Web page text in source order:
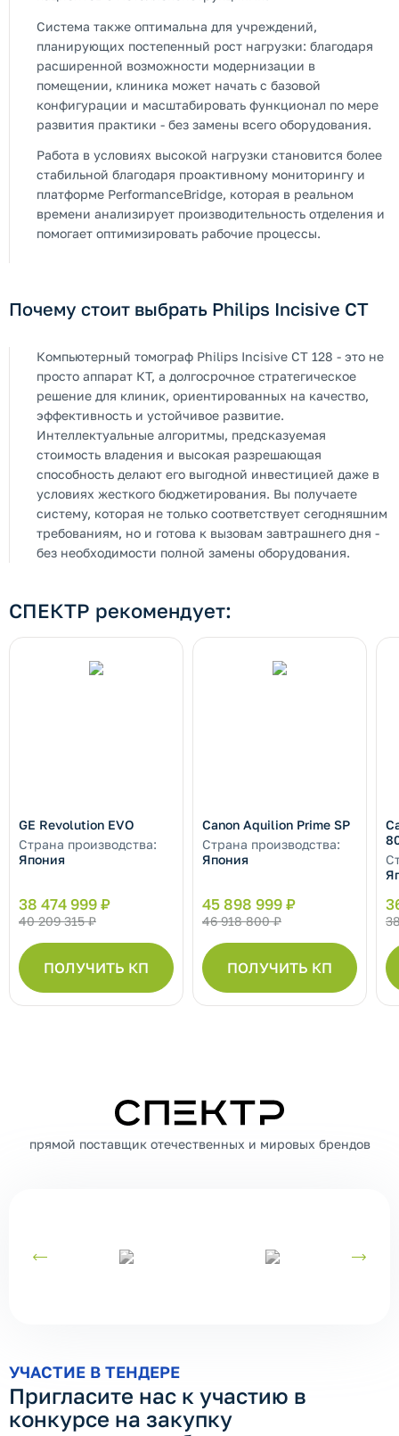
Система также оптимальна для учреждений,
планирующих постепенный рост нагрузки: благодаря
расширенной возможности модернизации в
помещении, клиника может начать с базовой
конфигурации и масштабировать функционал по мере
развития практики - без замены всего оборудования.
Работа в условиях высокой нагрузки становится более
стабильной благодаря проактивному мониторингу и
платформе PerformanceBridge, которая в реальном
времени анализирует производительность отделения и
помогает оптимизировать рабочие процессы.
Почему стоит выбрать Philips Incisive CT
Компьютерный томограф Philips Incisive CT 128 - это не
просто аппарат КТ, а долгосрочное стратегическое
решение для клиник, ориентированных на качество,
эффективность и устойчивое развитие.
Интеллектуальные алгоритмы, предсказуемая
стоимость владения и высокая разрешающая
способность делают его выгодной инвестицией даже в
условиях жесткого бюджетирования. Вы получаете
систему, которая не только соответствует сегодняшним
требованиям, но и готова к вызовам завтрашнего дня -
без необходимости полной замены оборудования.
СПЕКТР рекомендует:
GE Revolution EVO
Страна производства:
Япония
38 474 999 ₽
40 209 315 ₽
ПОЛУЧИТЬ КП
Canon Aquilion Prime SP
Страна производства:
Япония
45 898 999 ₽
46 918 800 ₽
ПОЛУЧИТЬ КП
СПЕКТР
прямой поставщик отечественных и мировых брендов
УЧАСТИЕ В ТЕНДЕРЕ
Пригласите нас к участию в
конкурсе на закупку